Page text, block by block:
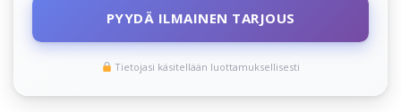
PYYDÄ ILMAINEN TARJOUS
Tietojasi käsitellään luottamuksellisesti